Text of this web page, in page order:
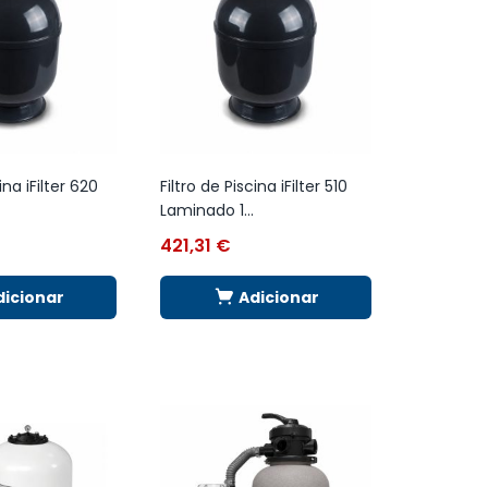
iFilter 620
Filtro de Piscina iFilter 510
Laminado 1...
421,31 €
Adicionar